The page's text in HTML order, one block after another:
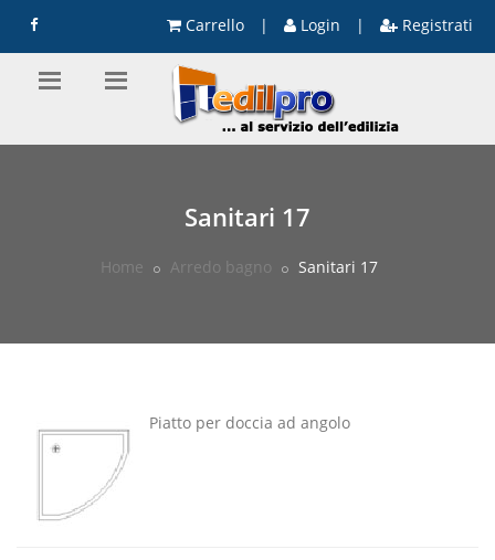
Carrello | Login | Registrati
Sanitari 17
Home Arredo bagno Sanitari 17
Piatto per doccia ad angolo